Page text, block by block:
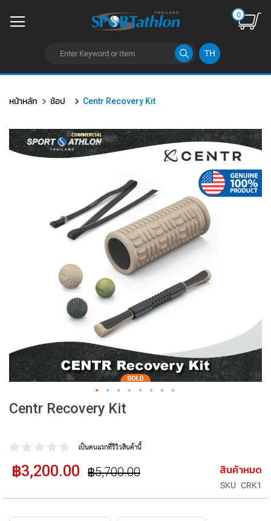
TH
0
ยัง
หน้าหลัก ช้อป Centr Recovery Kit
Centr Recovery Kit
เป็นคนแรกที่รีวิวสินค้านี้
ราคา
฿3,200.00
ราคา
ปรกติ
฿5,700.00 สินค้าหมด
SKU CRK1